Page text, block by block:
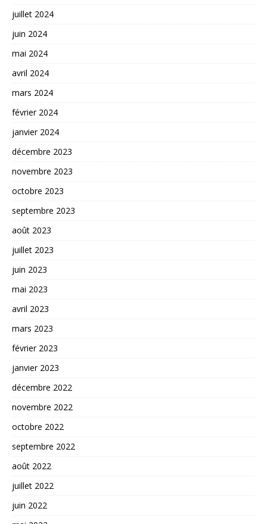
juillet 2024
juin 2024
mai 2024
avril 2024
mars 2024
février 2024
janvier 2024
décembre 2023
novembre 2023
octobre 2023
septembre 2023
août 2023
juillet 2023
juin 2023
mai 2023
avril 2023
mars 2023
février 2023
janvier 2023
décembre 2022
novembre 2022
octobre 2022
septembre 2022
août 2022
juillet 2022
juin 2022